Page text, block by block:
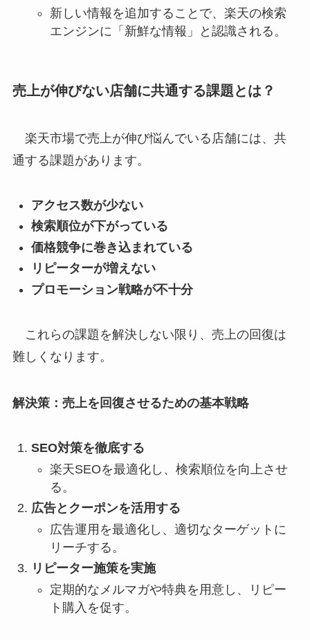
新しい情報を追加することで、楽天の検索
エンジンに「新鮮な情報」と認識される。
売上が伸びない店舗に共通する課題とは？
楽天市場で売上が伸び悩んでいる店舗には、共
通する課題があります。
アクセス数が少ない
検索順位が下がっている
価格競争に巻き込まれている
リピーターが増えない
プロモーション戦略が不十分
これらの課題を解決しない限り、売上の回復は
難しくなります。
解決策：売上を回復させるための基本戦略
SEO対策を徹底する
楽天SEOを最適化し、検索順位を向上させ
る。
広告とクーポンを活用する
広告運用を最適化し、適切なターゲットに
リーチする。
リピーター施策を実施
定期的なメルマガや特典を用意し、リピー
ト購入を促す。